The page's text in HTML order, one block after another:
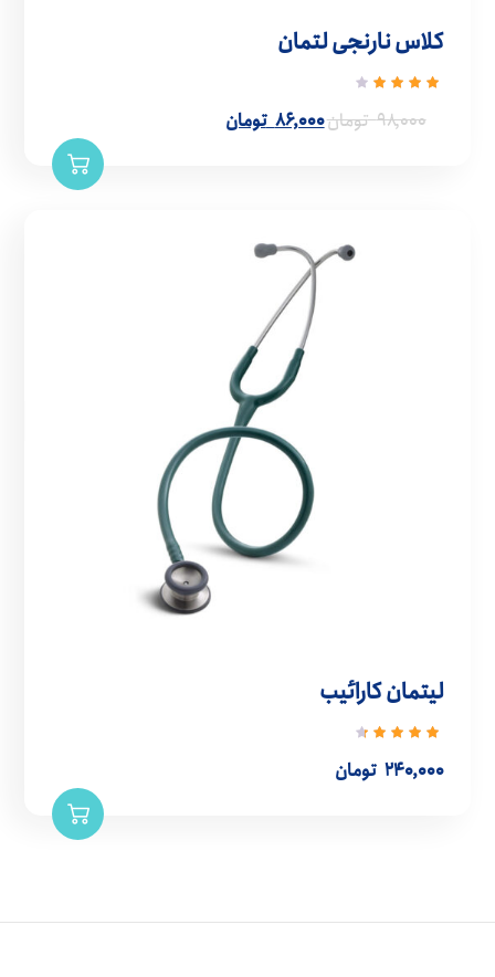
کلاس نارنجی لتمان
4.00
از 5۹۸,۰۰۰ تومان۸۶,۰۰۰ تومان
لیتمان کارائیب
4.50از
5
۲۴۰,۰۰۰ تومان